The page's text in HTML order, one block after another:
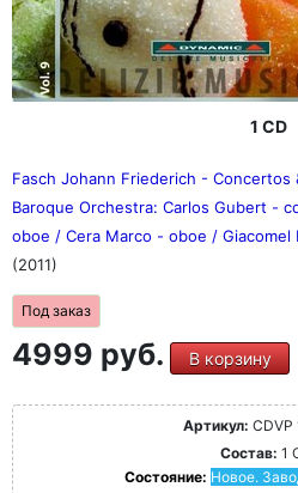
1 CD
Fasch Johann Friederich - Concertos
Baroque Orchestra: Carlos Gubert -
oboe / Cera Marco - oboe /
(2011)
Под заказ
4999 руб. В корзину
Артикул: CDVP
Состав: 1
Состояние: Новое.